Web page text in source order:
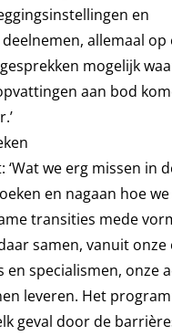
en
allemaal op
mogelijk
aan bod
‘Wat we erg missen in
en nagaan hoe
transities mede
samen, vanuit onze
specialismen, onze
leveren. Het
geval door de